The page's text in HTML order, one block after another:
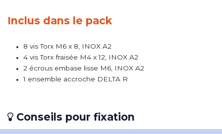
Inclus dans le pack
8 vis Torx M6 x 8, INOX A2
4 vis Torx fraisée M4 x 12, INOX A2
2 écrous embase lisse M6, INOX A2
1 ensemble accroche DELTA R​
Conseils pour fixation